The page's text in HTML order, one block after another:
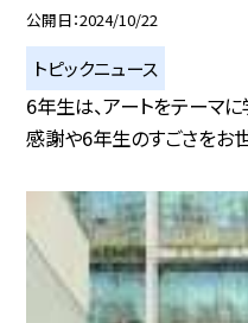
公開日 2024/10/22
トピックニュース
6年生は、アートをテーマ
感謝や6年生のすごさをお